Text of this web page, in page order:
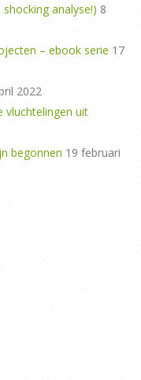
analyse!) 8
– ebook serie 17
2022
vluchtelingen uit
begonnen 19 februari